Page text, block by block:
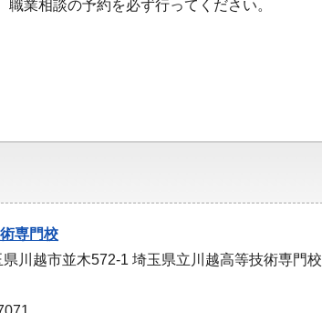
職業相談の予約を必ず行ってください。
専門校
川越市並木572-1 埼玉県立川越高等技術専門校